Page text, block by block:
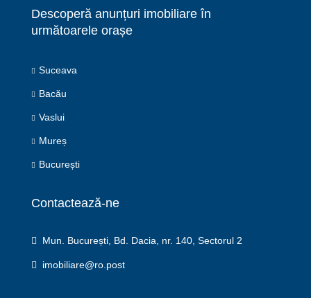
Descoperă anunțuri imobiliare în
următoarele orașe
Suceava
Bacău
Vaslui
Mureș
București
Contactează-ne
Mun. București, Bd. Dacia, nr. 140, Sectorul 2
imobiliare@ro.post